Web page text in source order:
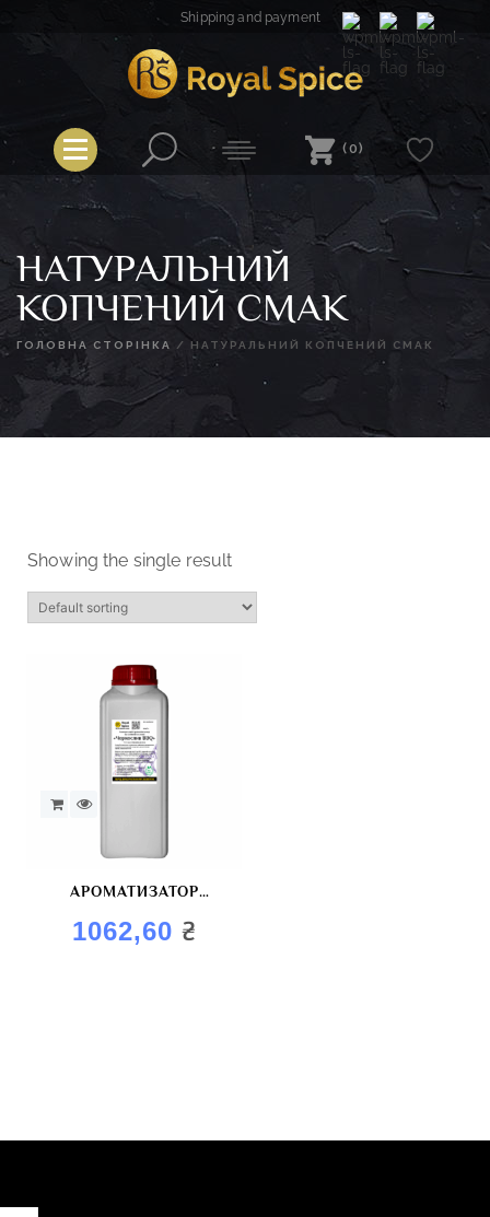
Shipping and payment
Royal Spice
(0)
НАТУРАЛЬНИЙ
КОПЧЕНИЙ СМАК
ГОЛОВНА СТОРІНКА / НАТУРАЛЬНИЙ КОПЧЕНИЙ СМАК
Showing the single result
АРОМАТИЗАТОР
“КОПЧЕНИЙ
ЧОРНОСЛИВ”
1062,60 ₴